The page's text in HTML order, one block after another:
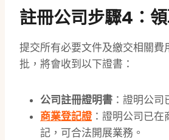
註冊公司步驟4：
提交所有必要文件及繳交相關費
批，將會收到以下證書：
公司註冊證明書 ：證明公司
商業登記證：證明公司已在
記，可合法開展業務。